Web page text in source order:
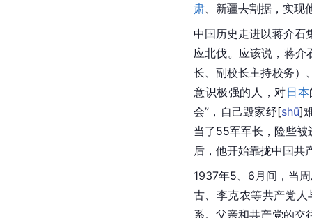
肃 、新疆去割据，实
中国历史走进以蒋介石
应北伐。应该说，蒋介
长、副校长主持校务）
意识极强的人，对日本
会”，自己毁家纾[shū]
当了55军军长，险些被
后，他开始靠拢中国共
1937年5、6月间，当
古、李克农等共产党
系。父亲和共产党的交